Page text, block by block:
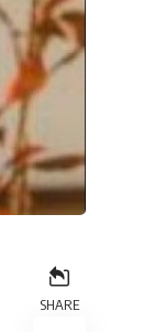
SHARE